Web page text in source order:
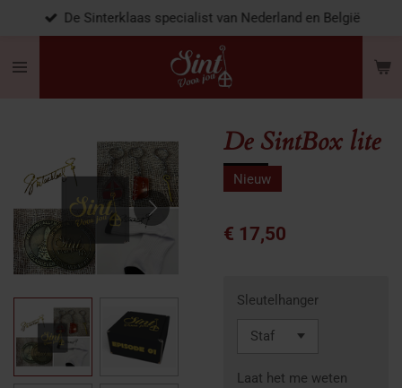
naar
De Sinterklaas specialist van Nederland en België
De SintBox lite
Nieuw
€ 17,50
Sleutelhanger
Laat het me weten